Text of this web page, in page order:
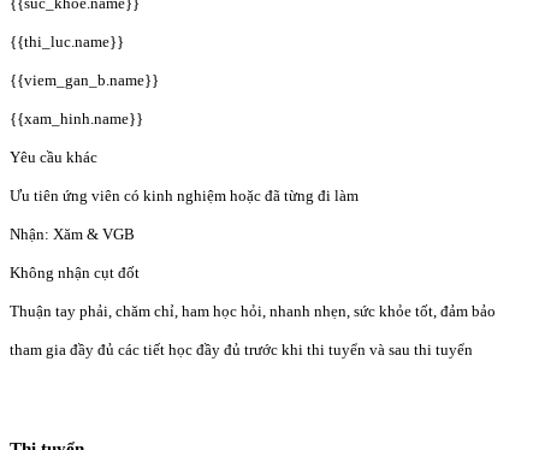
{{thi_luc.name}}
{{viem_gan_b.name}}
{{xam_hinh.name}}
Yêu cầu khác
Ưu tiên ứng viên có kinh nghiệm hoặc đã từng đi làm
Nhận: Xăm & VGB
Không nhận cụt đốt
Thuận tay phải, chăm chỉ, ham học hỏi, nhanh nhẹn, sức khỏe tốt, đảm bảo
tham gia đầy đủ các tiết học đầy đủ trước khi thi tuyển và sau thi tuyển